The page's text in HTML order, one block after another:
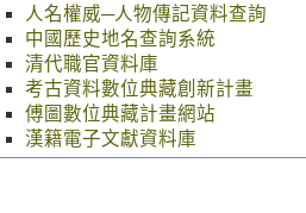
人名權威─人物傳記資料查詢
中國歷史地名查詢系統
清代職官資料庫
考古資料數位典藏創新計畫
傅圖數位典藏計畫網站
漢籍電子文獻資料庫